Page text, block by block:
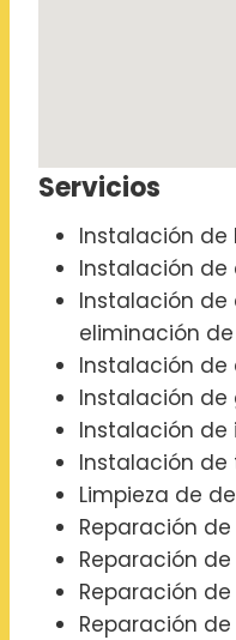
Servicios
Instalación
Instalación
Instalación de
eliminación
Instalación de
Instalación de
Instalación de
Instalación
Limpieza de
Reparación
Reparación
Reparación
Reparación